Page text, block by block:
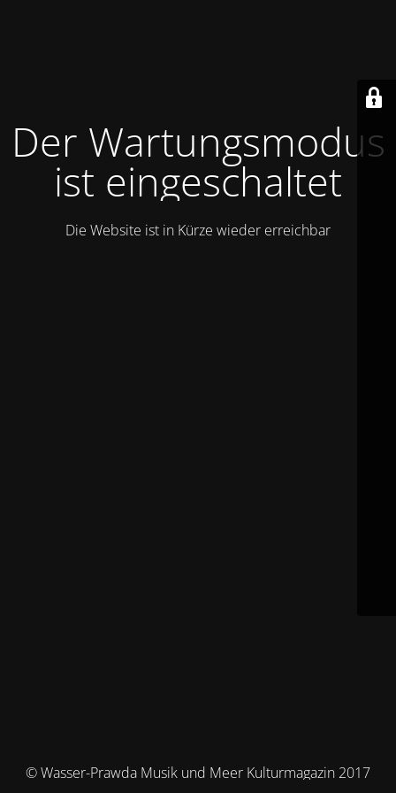
Der Wartungsmodus
ist eingeschaltet
Die Website ist in Kürze wieder erreichbar
© Wasser-Prawda Musik und Meer Kulturmagazin 2017